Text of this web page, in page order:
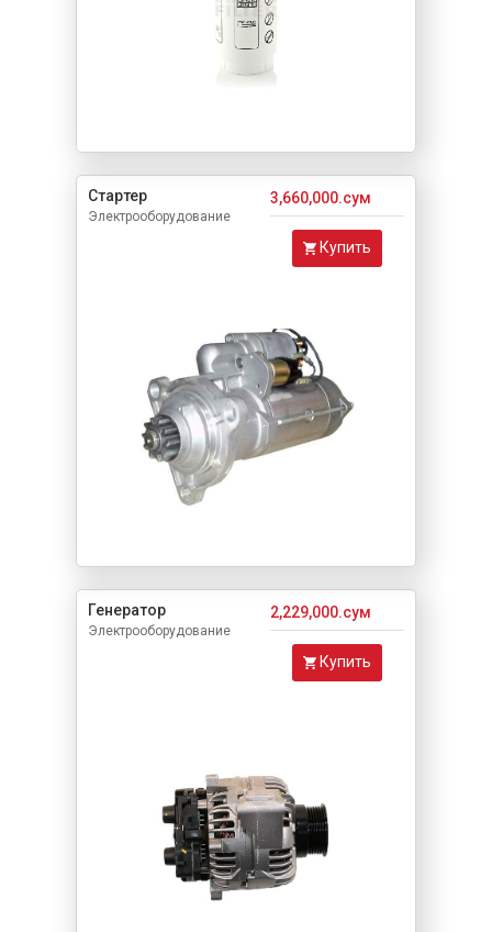
Стартер
Электрооборудование
3,660,000.сум
Купить
Генератор
Электрооборудование
2,229,000.сум
Купить